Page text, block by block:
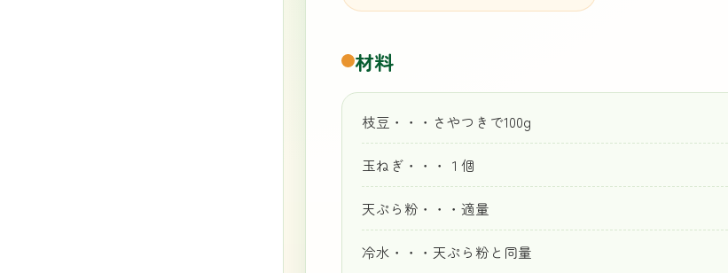
材料
枝豆・・・さやつきで100g
玉ねぎ・・・１個
天ぷら粉・・・適量
冷水・・・天ぷら粉と同量